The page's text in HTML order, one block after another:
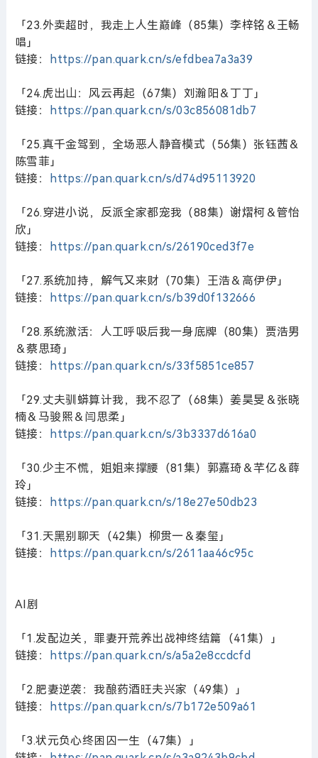
「23.外卖超时，我走上人生巅峰（85集）李梓铭＆王畅
唱」
链接：
https://pan.quark.cn/s/efdbea7a3a39
「24.虎出山：风云再起（67集）刘瀚阳＆丁丁」
链接：
https://pan.quark.cn/s/03c856081db7
「25.真千金驾到，全场恶人静音模式（56集）张钰茜＆
陈雪菲」
链接：
https://pan.quark.cn/s/d74d95113920
「26.穿进小说，反派全家都宠我（88集）谢熠柯＆管怡
欣」
链接：
https://pan.quark.cn/s/26190ced3f7e
「27.系统加持，解气又来财（70集）王浩＆高伊伊」
链接：
https://pan.quark.cn/s/b39d0f132666
「28.系统激活：人工呼吸后我一身底牌（80集）贾浩男
＆蔡思琦」
链接：
https://pan.quark.cn/s/33f5851ce857
「29.丈夫驯蟒算计我，我不忍了（68集）姜昊旻＆张晓
楠＆马骏熙＆闫思柔」
链接：
https://pan.quark.cn/s/3b3337d616a0
「30.少主不慌，姐姐来撑腰（81集）郭嘉琦＆芊亿＆薛
玲」
链接：
https://pan.quark.cn/s/18e27e50db23
「31.天黑别聊天（42集）柳贯一＆秦玺」
链接：
https://pan.quark.cn/s/2611aa46c95c
AI剧
「1.发配边关，罪妻开荒养出战神终结篇（41集）」
链接：
https://pan.quark.cn/s/a5a2e8ccdcfd
「2.肥妻逆袭：我酿药酒旺夫兴家（49集）」
链接：
https://pan.quark.cn/s/7b172e509a61
「3.状元负心终困囚一生（47集）」